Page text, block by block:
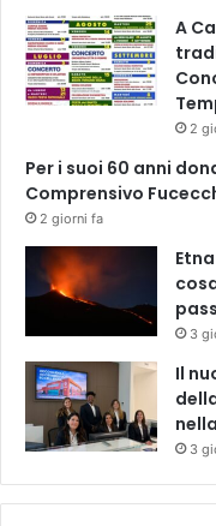
A
2
Per i suoi 60 anni
Comprensivo
2 giorni fa
3
Il
3